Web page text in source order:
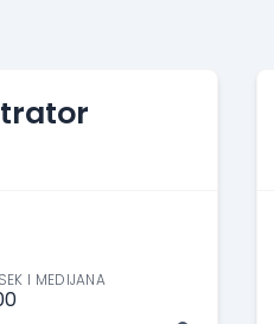
I MEDIJANA